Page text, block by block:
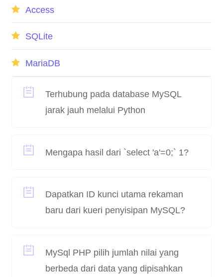
Access
SQLite
MariaDB
Terhubung pada database MySQL
jarak jauh melalui Python
Mengapa hasil dari `select 'a'=0;` 1?
Dapatkan ID kunci utama rekaman
baru dari kueri penyisipan MySQL?
MySql PHP pilih jumlah nilai yang
berbeda dari data yang dipisahkan